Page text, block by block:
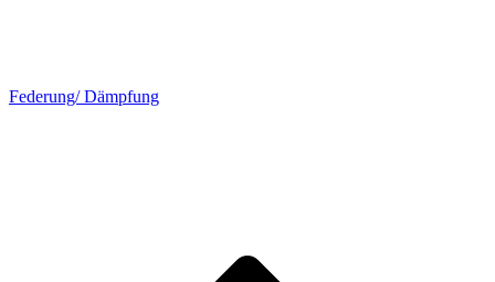
Federung/ Dämpfung